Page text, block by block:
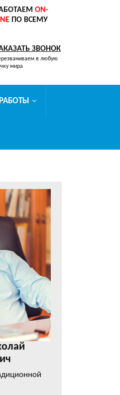
ON-
ПО ВСЕМУ
ЗВОНОК
в любую
мира